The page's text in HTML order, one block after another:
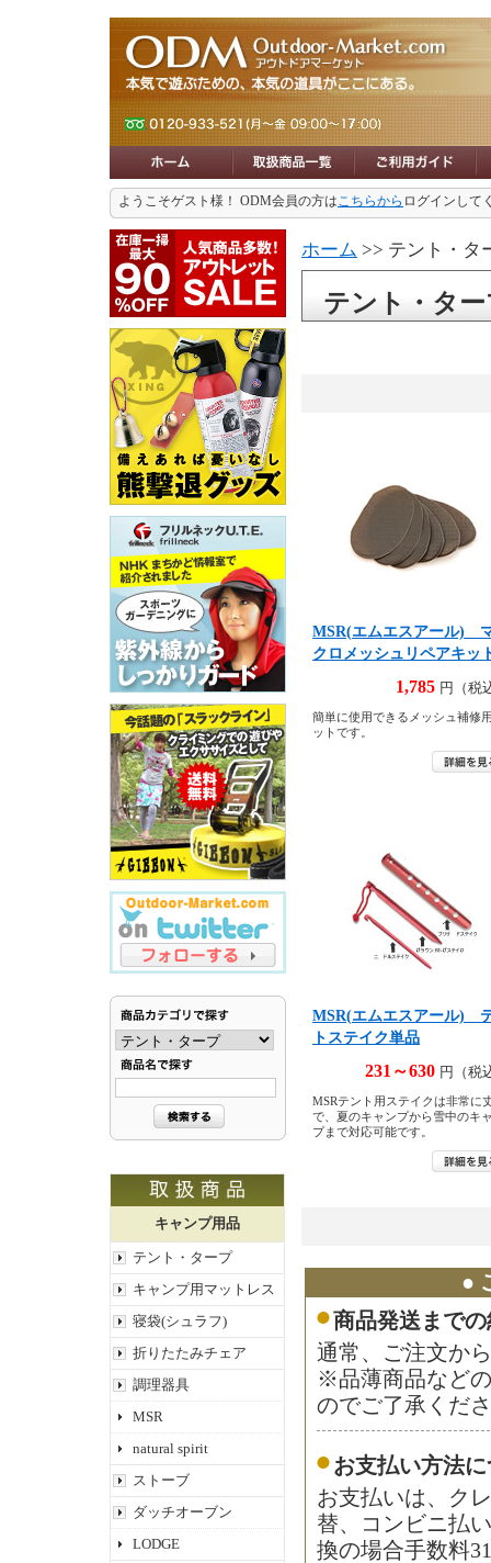
ようこそゲスト様！ ODM会員の方はこちらから ログインして
キャンプ用品
テント・タープ
キャンプ用マットレス
寝袋(シュラフ)
折りたたみチェア
調理器具
MSR
natural spirit
ストーブ
ダッチオーブン
LODGE
ホーム >> テント・タ
テント・タ
MSR(エムエスアール)
クロメッシュリペアキッ
1,785 円（税
簡単に使用できるメッシュ補修
ットです。
MSR(エムエスアール)
トステイク単品
231～630 円（税
MSRテント用ステイクは非常に
で、夏のキャンプから雪中のキ
プまで対応可能です。
●
商品発送まで
通常、ご注文か
※品薄商品など
のでご了承くだ
お支払い方法
お支払いは、ク
替、コンビニ払
換の場合手数料